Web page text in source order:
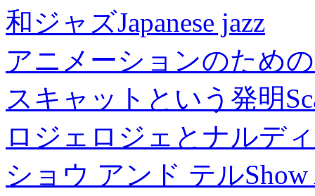
和ジャズJapanese jazz
アニメーションのため
スキャットという発明
ロジェロジェとナルデ
ショウ アンド テル